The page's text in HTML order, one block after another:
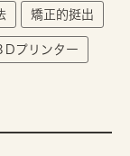
矯正的挺出
Dプリンター